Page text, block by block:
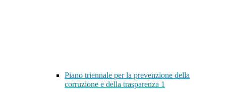
Piano triennale per la prevenzione della
corruzione e della trasparenza 1